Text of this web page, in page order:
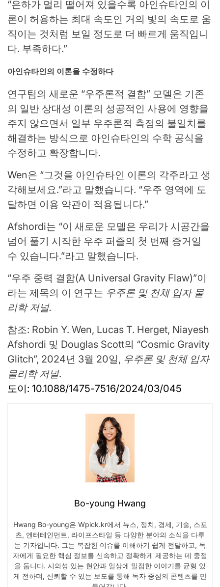
“은하가 멀리 떨어져 있을수록 아인슈타인의 이
론이 허용하는 최대 속도인 거의 빛의 속도로 움
직이는 것처럼 보일 정도로 더 빠르게 움직입니
다. 부족하다.”
아인슈타인의 이론을 수정하다
연구팀의 새로운 “우주론적 결함” 모델은 기존
의 일반 상대성 이론의 성공적인 사용에 영향을
주지 않으면서 일부 우주론적 측정의 불일치를
해결하는 방식으로 아인슈타인의 수학 공식을
수정하고 확장합니다.
Wen은 “그것을 아인슈타인 이론의 각주라고 생
각해보세요.”라고 말했습니다. “우주 영역에 도
달하면 이용 약관이 적용됩니다.”
Afshordi는 “이 새로운 모델은 우리가 시공간을
넘어 풀기 시작한 우주 퍼즐의 첫 번째 증거일
수 있습니다.”라고 말했습니다.
“우주 중력 결함(A Universal Gravity Flaw)”이
라는 제목의 이 연구는 우주론 및 천체 입자 물
리학 저널.
참조: Robin Y. Wen, Lucas T. Herget, Niayesh
Afshordi 및 Douglas Scott의 “Cosmic Gravity
Glitch”, 2024년 3월 20일, 우주론 및 천체 입자
물리학 저널.
도이: 10.1088/1475-7516/2024/03/045
Bo-young Hwang
Hwang Bo-young은 Wpick.kr에서 뉴스, 정치, 경제, 기술, 스포
츠, 엔터테인먼트, 라이프스타일 등 다양한 분야의 소식을 다루
는 기자입니다. 그는 복잡한 이슈를 이해하기 쉽게 전달하고, 독
자에게 필요한 핵심 정보를 신속하고 정확하게 제공하는 데 중점
을 둡니다. 시의성 있는 현안과 일상에 밀접한 이야기를 균형 있
게 전하며, 신뢰할 수 있는 보도를 통해 독자 중심의 콘텐츠를 만